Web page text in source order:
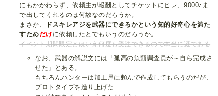
にもかかわらず、依頼主が報酬としてチケットにヒレ、9000zま
で出してくれるのは何故なのだろうか。
まさか、
ドスキレアジを武器にできるかという知的好奇心を満た
すためだけに依頼したとでもいうのだろうか。
イベント期間限定とはいえ何度も受注できるので本当に謎である
なお、武器の解説文には「孤高の魚類調査員が～自ら完成さ
せた」とある。
もちろんハンターは加工屋に頼んで作成してもらうのだが、
プロトタイプを造り上げた